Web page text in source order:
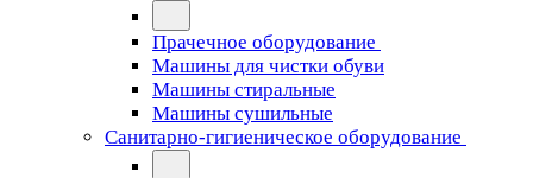
Прачечное оборудование
Машины для чистки обуви
Машины стиральные
Машины сушильные
Санитарно-гигиеническое оборудование